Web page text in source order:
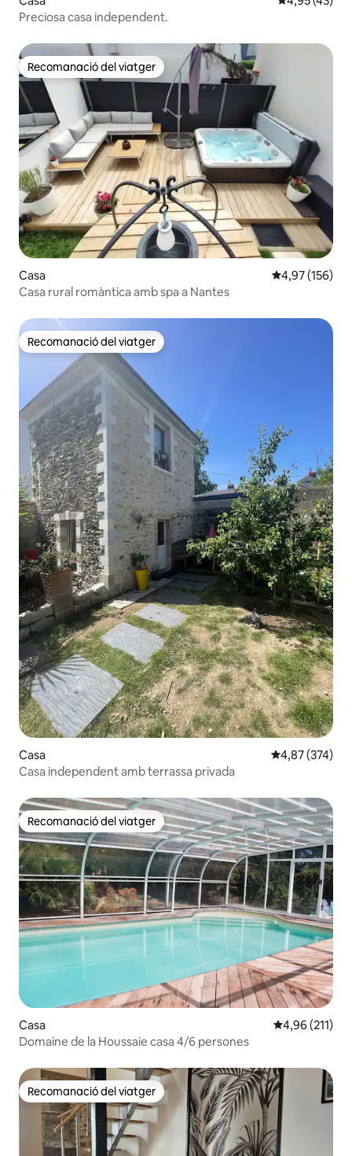
Preciosa casa independent.
Recomanació del viatger
Recomanació del viatger
Casa 4,97 de
4,97 (156)
Casa rural romàntica amb spa a Nantes
Recomanació del viatger
Recomanació del viatger
Casa 4,87 de
4,87 (374)
Casa independent amb terrassa privada
Recomanació del viatger
Recomanació del viatger
Casa 4,96 de
4,96 (211)
Domaine de la Houssaie casa 4/6 persones
Recomanació del viatger
Recomanació del viatger